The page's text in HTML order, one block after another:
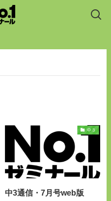
中３
中3通信・7月号web版